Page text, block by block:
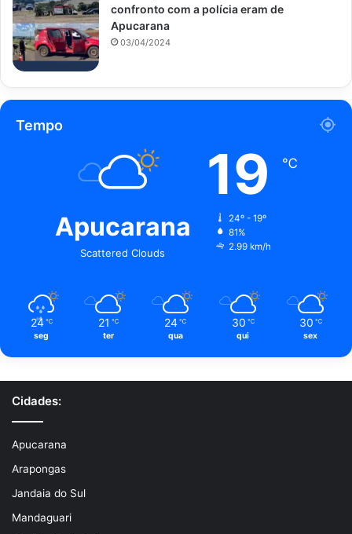
confronto com a polícia eram de
Apucarana
03/04/2024
Tempo
Apucarana
Scattered Clouds
19 ℃
24º - 19º
81%
2.99 km/h
24 ℃
seg
21 ℃
ter
24 ℃
qua
30 ℃
qui
30 ℃
sex
Cidades:
Apucarana
Arapongas
Jandaia do Sul
Mandaguari